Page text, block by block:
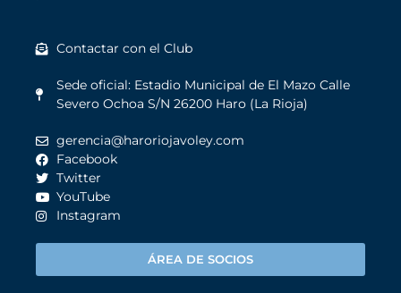
Contactar con el Club
Sede oficial: Estadio Municipal de El Mazo Calle
Severo Ochoa S/N 26200 Haro (La Rioja)
gerencia@haroriojavoley.com
Facebook
Twitter
YouTube
Instagram
ÁREA DE SOCIOS